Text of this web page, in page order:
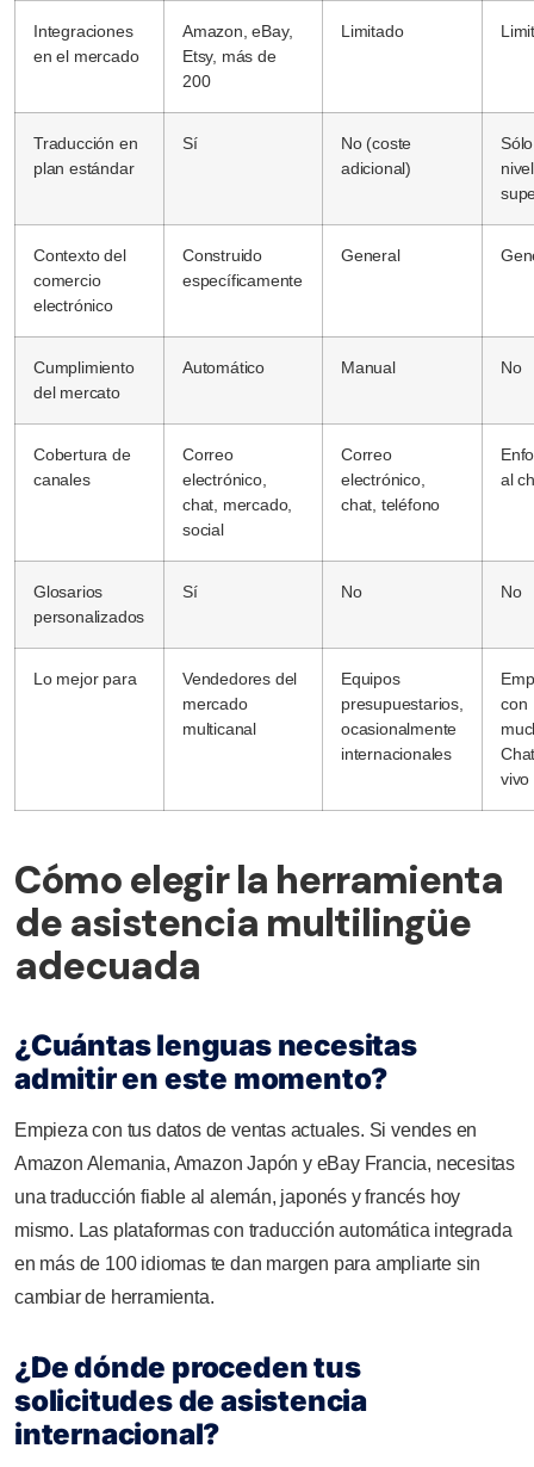
Integraciones
en el mercado
Amazon, eBay,
Etsy, más de
200
Limitado
Traducción en
plan estándar
Sí
No (coste
adicional)
Sólo
Contexto del
comercio
electrónico
Construido
específicamente
General
Cumplimiento
del mercato
Automático Manual No
Cobertura de
canales
Correo
electrónico,
chat, mercado,
social
Correo
electrónico,
chat, teléfono
al
Glosarios
personalizados
Sí No No
Lo mejor para
Vendedores del
mercado
multicanal
Equipos
presupuestarios,
ocasionalmente
internacionales
con
vivo
Cómo elegir la herramienta
de asistencia multilingüe
adecuada
¿Cuántas lenguas necesitas
admitir en este momento?
Empieza con tus datos de ventas actuales. Si vendes en
Amazon Alemania, Amazon Japón y eBay Francia, necesitas
una traducción fiable al alemán, japonés y francés hoy
mismo. Las plataformas con traducción automática integrada
en más de 100 idiomas te dan margen para ampliarte sin
cambiar de herramienta.
¿De dónde proceden tus
solicitudes de asistencia
internacional?